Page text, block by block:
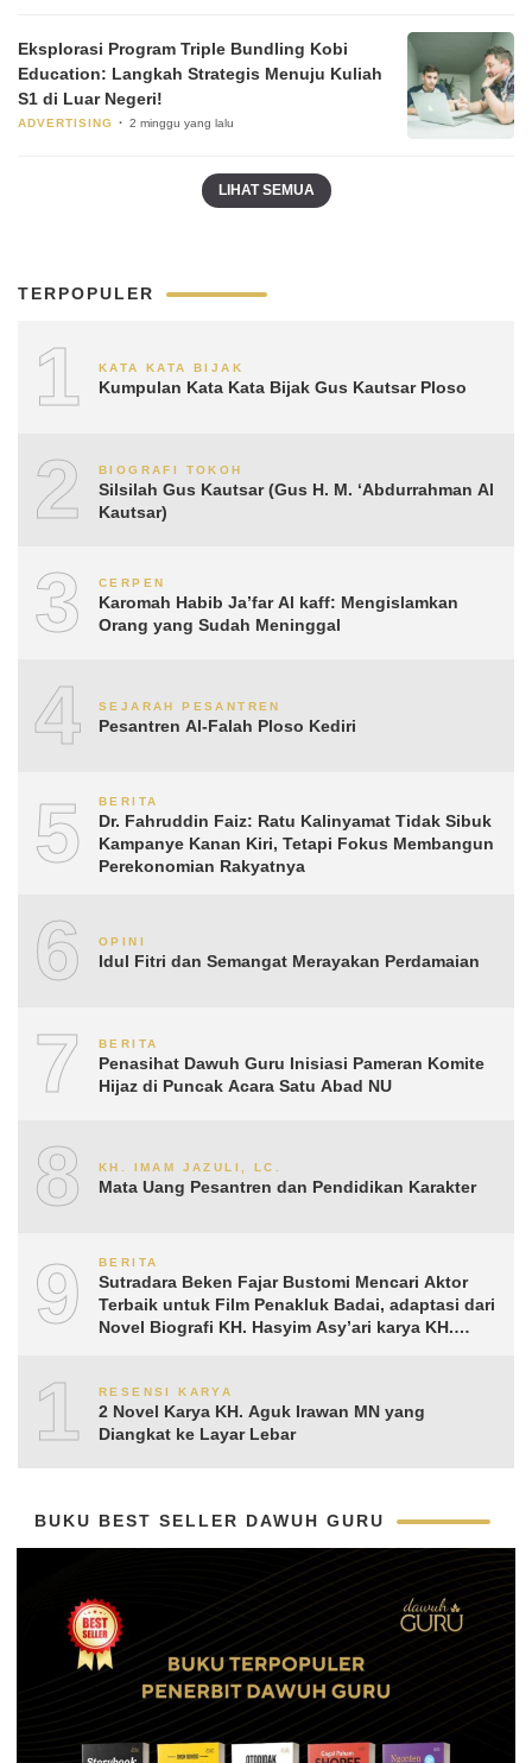
Eksplorasi Program Triple Bundling Kobi
Education: Langkah Strategis Menuju Kuliah
S1 di Luar Negeri!
ADVERTISING 2 minggu yang lalu
LIHAT SEMUA
TERPOPULER
1 KATA KATA BIJAK
Kumpulan Kata Kata Bijak Gus Kautsar Ploso
2 BIOGRAFI TOKOH
Silsilah Gus Kautsar (Gus H. M. ‘Abdurrahman Al
Kautsar)
3 CERPEN
Karomah Habib Ja’far Al kaff: Mengislamkan
Orang yang Sudah Meninggal
4 SEJARAH PESANTREN
Pesantren Al-Falah Ploso Kediri
5 BERITA
Dr. Fahruddin Faiz: Ratu Kalinyamat Tidak Sibuk
Kampanye Kanan Kiri, Tetapi Fokus Membangun
Perekonomian Rakyatnya
6 OPINI
Idul Fitri dan Semangat Merayakan Perdamaian
7 BERITA
Penasihat Dawuh Guru Inisiasi Pameran Komite
Hijaz di Puncak Acara Satu Abad NU
8 KH. IMAM JAZULI, LC.
Mata Uang Pesantren dan Pendidikan Karakter
9 BERITA
Sutradara Beken Fajar Bustomi Mencari Aktor
Terbaik untuk Film Penakluk Badai, adaptasi dari
Novel Biografi KH. Hasyim Asy’ari karya KH.
10RESENSI KARYA
2 Novel Karya KH. Aguk Irawan MN yang
Diangkat ke Layar Lebar
BUKU BEST SELLER DAWUH GURU